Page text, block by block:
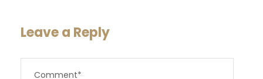
Leave a Reply